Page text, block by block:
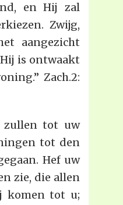
en Hij zal
Zwijg,
aangezicht
is ontwaakt
Zach.2:
zullen tot uw
tot den
Hef uw
zie, die allen
komen tot u;